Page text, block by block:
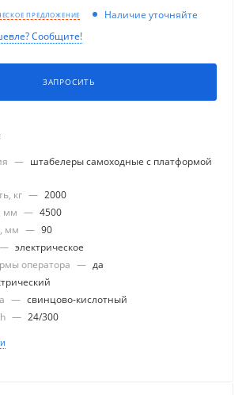
ПРЕДЛОЖЕНИЕ
Наличие уточняйте
Сообщите!
ЗАПРОСИТЬ
— штабелеры самоходные с платформой
кг — 2000
мм — 4500
мм — 90
— электрическое
оператора — да
— свинцово-кислотный
— 24/300